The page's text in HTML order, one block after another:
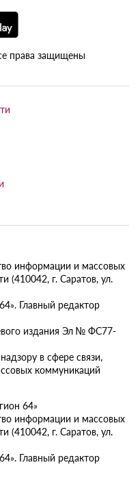
права защищены
информации и массовых
(410042, г. Саратов, ул.
Главный редактор
издания Эл № ФС77-
в сфере связи,
коммуникаций
64»
информации и массовых
(410042, г. Саратов, ул.
Главный редактор